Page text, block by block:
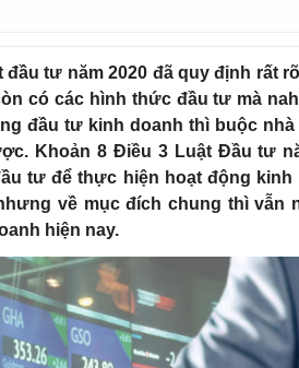
tư năm 2020 đã quy định rất
có các hình thức đầu tư mà
đầu tư kinh doanh thì buộc
Khoản 8 Điều 3 Luật Đầu tư
tư để thực hiện hoạt động
về mục đích chung thì vẫn
hiện nay.